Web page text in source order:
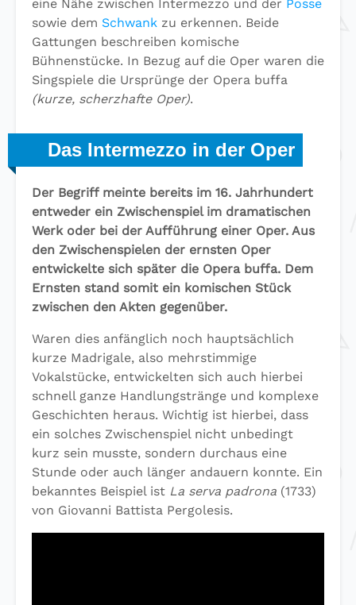
eine Nähe zwischen Intermezzo und der Posse
sowie dem Schwank zu erkennen. Beide
Gattungen beschreiben komische
Bühnenstücke. In Bezug auf die Oper waren die
Singspiele die Ursprünge der Opera buffa
(kurze, scherzhafte Oper).
Das Intermezzo in der Oper
Der Begriff meinte bereits im 16. Jahrhundert
entweder ein Zwischenspiel im dramatischen
Werk oder bei der Aufführung einer Oper. Aus
den Zwischenspielen der ernsten Oper
entwickelte sich später die Opera buffa. Dem
Ernsten stand somit ein komischen Stück
zwischen den Akten gegenüber.
Waren dies anfänglich noch hauptsächlich
kurze Madrigale, also mehrstimmige
Vokalstücke, entwickelten sich auch hierbei
schnell ganze Handlungstränge und komplexe
Geschichten heraus. Wichtig ist hierbei, dass
ein solches Zwischenspiel nicht unbedingt
kurz sein musste, sondern durchaus eine
Stunde oder auch länger andauern konnte. Ein
bekanntes Beispiel ist La serva padrona (1733)
von Giovanni Battista Pergolesis.